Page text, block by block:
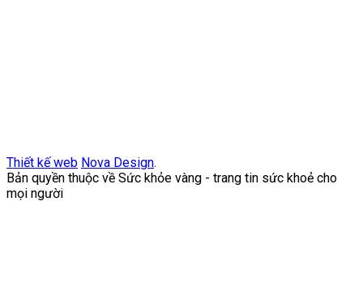
Thiết kế web Nova Design.
Bản quyền thuộc về Sức khỏe vàng - trang tin sức khoẻ cho
mọi người